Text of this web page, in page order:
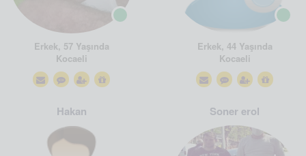
Erkek, 57 Yaşında
Kocaeli
Erkek, 44 Yaşında
Kocaeli
Hakan Soner erol